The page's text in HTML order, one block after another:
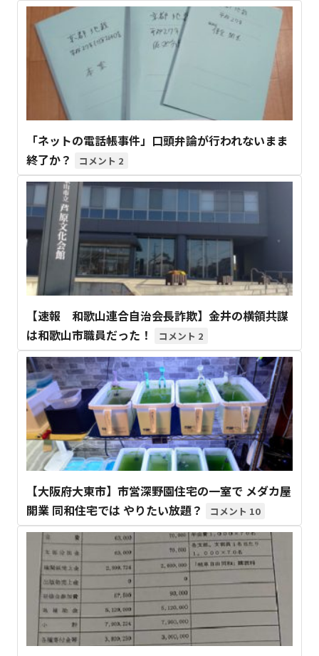
「ネットの電話帳事件」口頭弁論が行われないまま
終了か？
2
【速報 和歌山連合自治会長詐欺】金井の横領共謀
は和歌山市職員だった！
2
【大阪府大東市】市営深野園住宅の一室で メダカ屋
開業 同和住宅では やりたい放題？
10